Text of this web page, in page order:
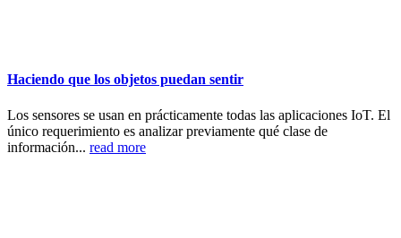
Haciendo que los objetos puedan sentir
Los sensores se usan en prácticamente todas las aplicaciones IoT. El
único requerimiento es analizar previamente qué clase de
información... read more